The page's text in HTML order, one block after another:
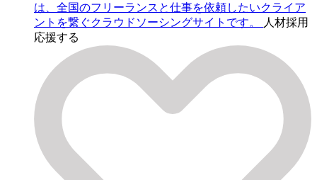
は、全国のフリーランスと仕事を依頼したいクライア
ントを繋ぐクラウドソーシングサイトです。
人材採用
応援する